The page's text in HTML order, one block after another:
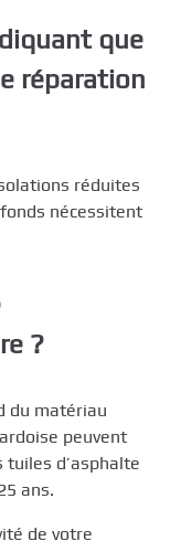
que
réparation
réduites
nécessitent
?
du matériau
peuvent
tuiles d’asphalte
ans.
de votre